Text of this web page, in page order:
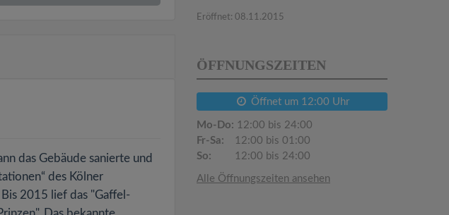
das Gebäude sanierte und
des Kölner
2015 lief das "Gaffel-
Eröffnet: 08.11.2015
ÖFFNUNGSZEITEN
Öffnet um 12:00 Uhr
Mo-Do: 12:00 bis 24:00
Fr-Sa:
12:00 bis 01:00
So:
12:00 bis 24:00
Alle Öffnungszeiten ansehen